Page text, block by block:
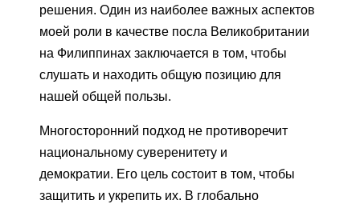
решения. Один из наиболее важных аспектов
моей роли в качестве посла Великобритании
на Филиппинах заключается в том, чтобы
слушать и находить общую позицию для
нашей общей пользы.
Многосторонний подход не противоречит
национальному суверенитету и
демократии. Его цель состоит в том, чтобы
защитить и укрепить их. В глобально